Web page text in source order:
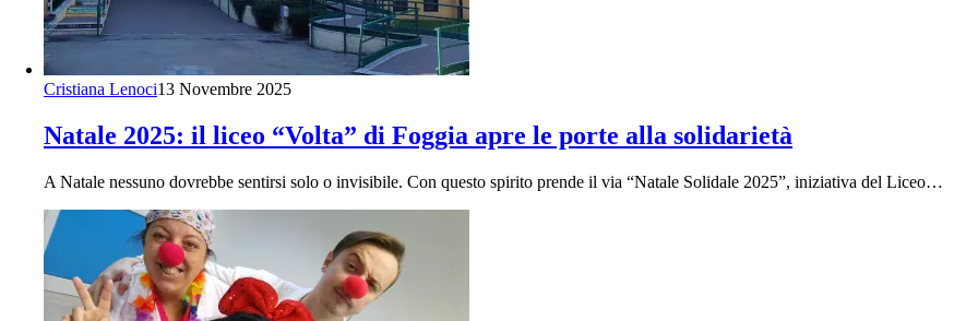
Cristiana Lenoci13 Novembre 2025
Natale 2025: il liceo “Volta” di Foggia apre le porte alla solidarietà
A Natale nessuno dovrebbe sentirsi solo o invisibile. Con questo spirito prende il via “Natale Solidale 2025”, iniziativa del Liceo…